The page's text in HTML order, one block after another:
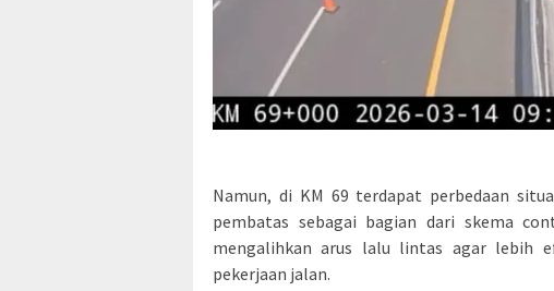
Namun, di KM 69 terdapat perbedaan
pembatas sebagai bagian dari skema
mengalihkan arus lalu lintas agar lebih
pekerjaan jalan.